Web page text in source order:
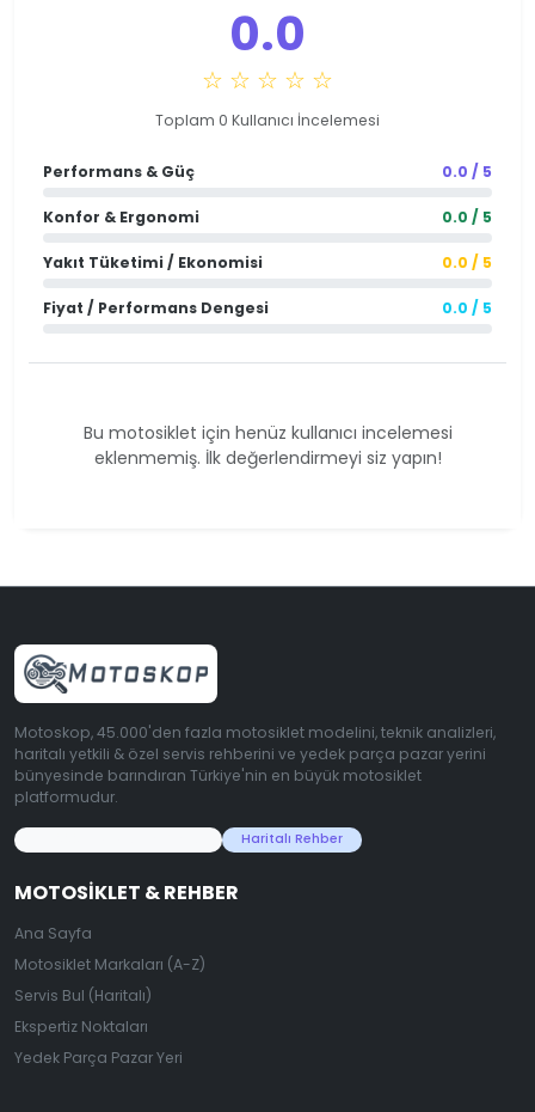
0.0
☆ ☆ ☆ ☆ ☆
Toplam 0 Kullanıcı İncelemesi
Performans & Güç 0.0 / 5
Konfor & Ergonomi 0.0 / 5
Yakıt Tüketimi / Ekonomisi 0.0 / 5
Fiyat / Performans Dengesi 0.0 / 5
Bu motosiklet için henüz kullanıcı incelemesi
eklenmemiş. İlk değerlendirmeyi siz yapın!
Motoskop, 45.000'den fazla motosiklet modelini, teknik analizleri,
haritalı yetkili & özel servis rehberini ve yedek parça pazar yerini
bünyesinde barındıran Türkiye'nin en büyük motosiklet
platformudur.
Haritalı Rehber
MOTOSIKLET & REHBER
Ana Sayfa
Motosiklet Markaları (A-Z)
Servis Bul (Haritalı)
Ekspertiz Noktaları
Yedek Parça Pazar Yeri